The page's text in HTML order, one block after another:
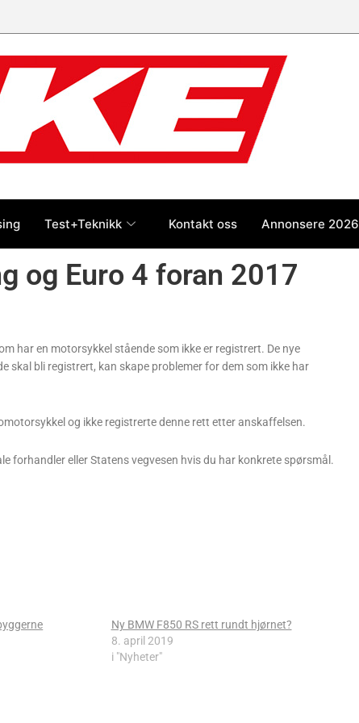
Test+Teknikk Kontakt oss Annonsere 2026
og Euro 4 foran 2017
har en motorsykkel stående som ikke er registrert. De nye
skal bli registrert, kan skape problemer for dem som ikke har
og ikke registrerte denne rett etter anskaffelsen.
forhandler eller Statens vegvesen hvis du har konkrete spørsmål.
Ny BMW F850 RS rett rundt hjørnet?
8. april 2019
i "Nyheter"